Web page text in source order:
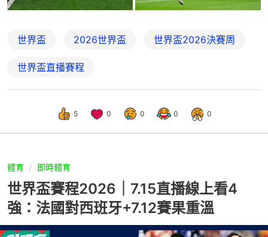
世界盃 2026世界盃 世界盃2026決賽周
世界盃直播賽程
5 0 0 0 0
體育 即時體育
世界盃賽程2026｜7.15直播線上看4
強：法國對西班牙+7.12賽果重溫